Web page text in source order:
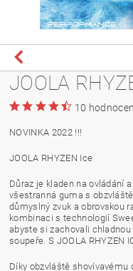
JOOLA
10
NOVINKA 2022 !!!
JOOLA RHYZEN Ice
Důraz je kladen na ovládání
všestranná guma s
důmyslný zvuk a obrovskou
kombinaci s technologií
abyste si zachovali
soupeře. S JOOLA RHYZEN
Díky obzvláště shovívavému